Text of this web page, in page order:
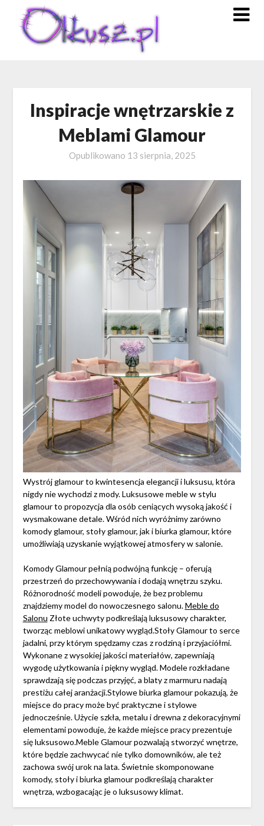
content
Inspiracje wnętrzarskie z
Meblami Glamour
Opublikowano 13 sierpnia, 2025
Wystrój glamour to kwintesencja elegancji i luksusu, która
nigdy nie wychodzi z mody. Luksusowe meble w stylu
glamour to propozycja dla osób ceniących wysoką jakość i
wysmakowane detale. Wśród nich wyróżnimy zarówno
komody glamour, stoły glamour, jak i biurka glamour, które
umożliwiają uzyskanie wyjątkowej atmosfery w salonie.
Komody Glamour pełnią podwójną funkcję – oferują
przestrzeń do przechowywania i dodają wnętrzu szyku.
Różnorodność modeli powoduje, że bez problemu
znajdziemy model do nowoczesnego salonu.Meble do
Salonu Złote uchwyty podkreślają luksusowy charakter,
tworząc meblowi unikatowy wygląd.Stoły Glamour to serce
jadalni, przy którym spędzamy czas z rodziną i przyjaciółmi.
Wykonane z wysokiej jakości materiałów, zapewniają
wygodę użytkowania i piękny wygląd. Modele rozkładane
sprawdzają się podczas przyjęć, a blaty z marmuru nadają
prestiżu całej aranżacji.Stylowe biurka glamour pokazują, że
miejsce do pracy może być praktyczne i stylowe
jednocześnie. Użycie szkła, metalu i drewna z dekoracyjnymi
elementami powoduje, że każde miejsce pracy prezentuje
się luksusowo.Meble Glamour pozwalają stworzyć wnętrze,
które będzie zachwycać nie tylko domowników, ale też
zachowa swój urok na lata. Świetnie skomponowane
komody, stoły i biurka glamour podkreślają charakter
wnętrza, wzbogacając je o luksusowy klimat.